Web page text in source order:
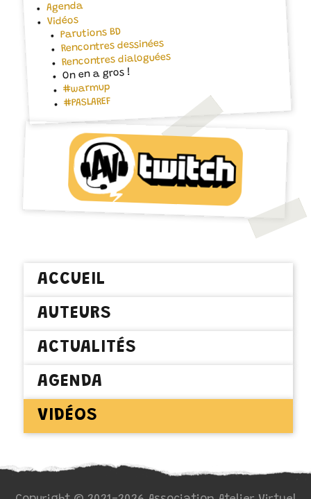
Agenda
Vidéos
Parutions BD
Rencontres dessinées
Rencontres dialoguées
On en a gros !
#warmup
#PASLAREF
ACCUEIL
AUTEURS
ACTUALITÉS
AGENDA
VIDÉOS